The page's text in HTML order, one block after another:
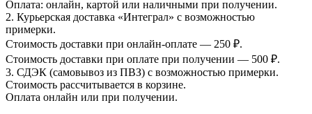
Оплата: онлайн, картой или наличными при получении.
2. Курьерская доставка «Интеграл» с возможностью
примерки.
Стоимость доставки при онлайн-оплате — 250 ₽.
Стоимость доставки при оплате при получении — 500 ₽.
3. СДЭК (самовывоз из ПВЗ) с возможностью примерки.
Стоимость рассчитывается в корзине.
Оплата онлайн или при получении.